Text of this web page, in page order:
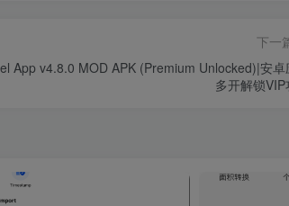
下一
App v4.8.0 MOD APK (Premium Unlocked)|安卓
多开解锁